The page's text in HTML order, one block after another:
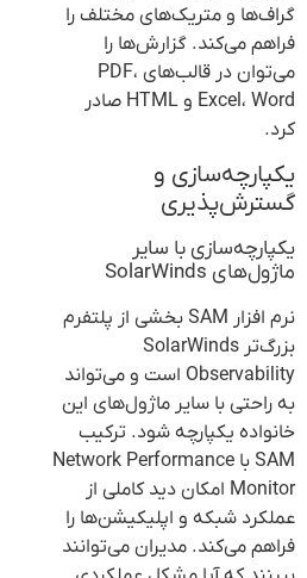
گراف‌ها و متریک‌های مختلف را
فراهم می‌کند. گزارش‌ها را
می‌توان در قالب‌های PDF،
Excel، Word و HTML صادر
کرد.
یکپارچه‌سازی و
گسترش‌پذیری
یکپارچه‌سازی با سایر
ماژول‌های SolarWinds
نرم افزار SAM بخشی از پلتفرم
بزرگ‌تر SolarWinds
Observability است و می‌تواند
به راحتی با سایر ماژول‌های این
خانواده یکپارچه شود. ترکیب
SAM با Network Performance
Monitor امکان دید کاملی از
عملکرد شبکه و اپلیکیشن‌ها را
فراهم می‌کند. مدیران می‌توانند